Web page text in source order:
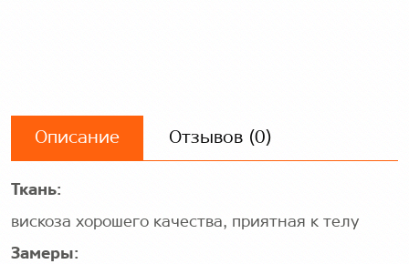
Описание Отзывов (0)
Ткань:
вискоза хорошего качества, приятная к телу
Замеры: